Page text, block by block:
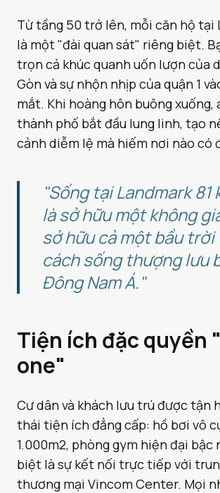
Từ tầng 50 trở lên, mỗi căn hộ tại
là một "đài quan sát" riêng biệt.
trọn cả khúc quanh uốn lượn của
Gòn và sự nhộn nhịp của quận 1
mắt. Khi hoàng hôn buông xuống,
thành phố bắt đầu lung linh, tạo
cảnh diễm lệ mà hiếm nơi nào có
"Sống tại Landmark 81
là sở hữu một không
sở hữu cả một bầu trời
cách sống thượng lưu
Đông Nam Á."
Tiện ích đặc quyền
one"
Cư dân và khách lưu trú được tận
thái tiện ích đẳng cấp: hồ bơi vô
1.000m2, phòng gym hiện đại bậc
biệt là sự kết nối trực tiếp với
thương mại Vincom Center. Mọi